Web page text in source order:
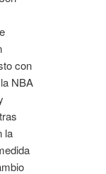
con
NBA
la